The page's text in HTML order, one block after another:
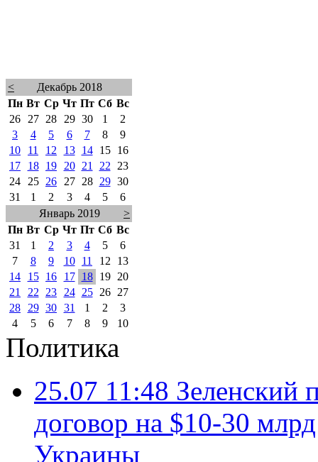
<
Декабрь 2018
Пн Вт Ср Чт Пт Сб Вс
26
27 28 29 30 1
2
3
4 5 6 7 8
9
10
11 12 13 14 15
16
17
18 19 20 21 22
23
24
25 26 27 28 29 30
31
1 2 3 4 5
6
Январь 2019
>
Пн Вт Ср Чт Пт Сб Вс
31
1 2 3 4 5
6
7
8 9 10 11 12
13
14
15 16 17 18 19
20
21
22 23 24 25 26
27
28
29 30 31 1 2
3
4
5 6 7 8 9 10
Политика
25.07 11:48 Зеленский
договор на $10-30
Украины